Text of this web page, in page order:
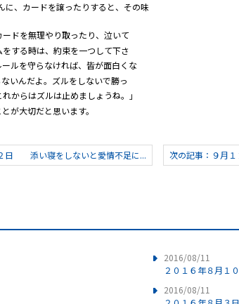
ちゃんに、カードを譲ったりすると、その味 を覚
ドを無理やり取ったり、泣いて
する時は、約束を一つして下さ
ルを守らなければ、皆が面白くな
いんだよ。ズルをしないで勝っ
からはズルは止めましょうね。」
が大切だと思います。
日 添い寝をしないと愛情不足に... 次の記事：９月
2016/08/11
２０１６年８月１
2016/08/11